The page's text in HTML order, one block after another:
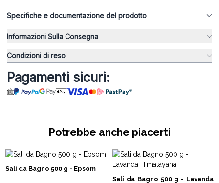
Specifiche e documentazione del prodotto
Informazioni Sulla Consegna
Condizioni di reso
Pagamenti sicuri:
Potrebbe anche piacerti
Sali da Bagno 500 g - Epsom
Sali da Bagno 500 g - Lavanda